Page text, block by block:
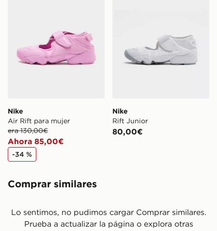
Nike
Air Rift para mujer
era 130,00€
Ahora 85,00€
-34 %
Nike
Rift Junior
80,00€
Comprar similares
Lo sentimos, no pudimos cargar Comprar similares.
Prueba a actualizar la página o explora otras